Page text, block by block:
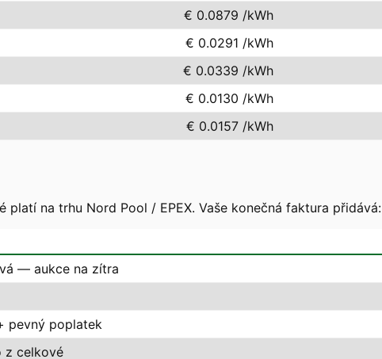
€ 0.0879 /kWh
€ 0.0291 /kWh
€ 0.0339 /kWh
€ 0.0130 /kWh
€ 0.0157 /kWh
na trhu Nord Pool / EPEX. Vaše konečná faktura přidává:
— aukce na zítra
pevný poplatek
z celkové